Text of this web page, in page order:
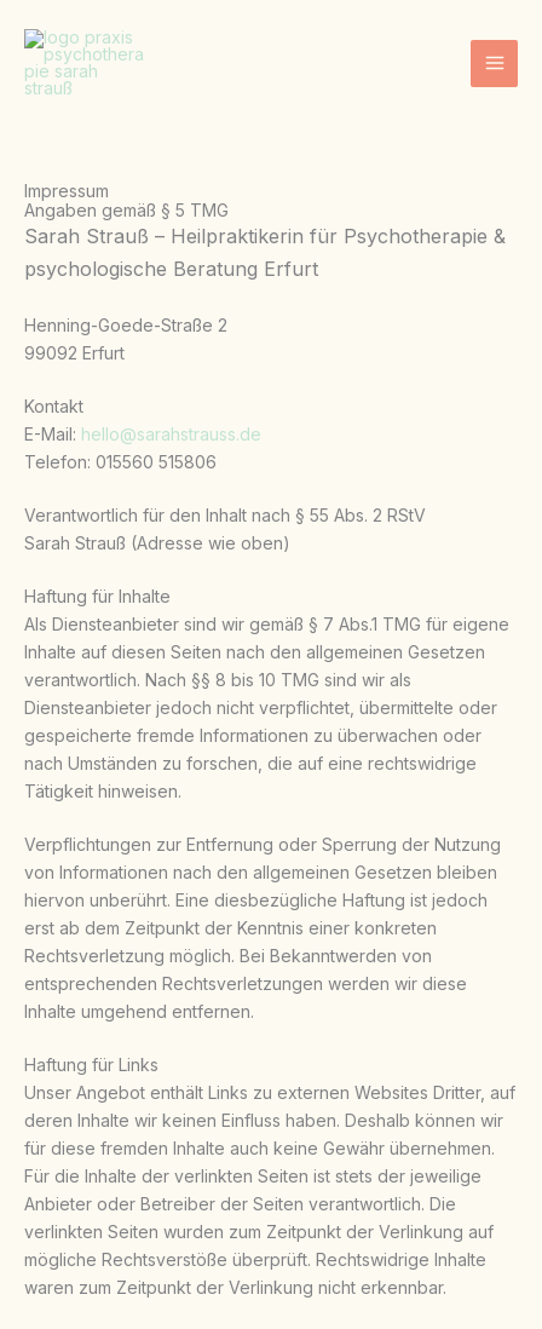
Inhalt
springen
Impressum
Angaben gemäß § 5 TMG
Sarah Strauß – Heilpraktikerin für Psychotherapie &
psychologische Beratung Erfurt
Henning-Goede-Straße 2
99092 Erfurt
Kontakt
E-Mail: hello@sarahstrauss.de
Telefon: 015560 515806
Verantwortlich für den Inhalt nach § 55 Abs. 2 RStV
Sarah Strauß (Adresse wie oben)
Haftung für Inhalte
Als Diensteanbieter sind wir gemäß § 7 Abs.1 TMG für eigene
Inhalte auf diesen Seiten nach den allgemeinen Gesetzen
verantwortlich. Nach §§ 8 bis 10 TMG sind wir als
Diensteanbieter jedoch nicht verpflichtet, übermittelte oder
gespeicherte fremde Informationen zu überwachen oder
nach Umständen zu forschen, die auf eine rechtswidrige
Tätigkeit hinweisen.
Verpflichtungen zur Entfernung oder Sperrung der Nutzung
von Informationen nach den allgemeinen Gesetzen bleiben
hiervon unberührt. Eine diesbezügliche Haftung ist jedoch
erst ab dem Zeitpunkt der Kenntnis einer konkreten
Rechtsverletzung möglich. Bei Bekanntwerden von
entsprechenden Rechtsverletzungen werden wir diese
Inhalte umgehend entfernen.
Haftung für Links
Unser Angebot enthält Links zu externen Websites Dritter, auf
deren Inhalte wir keinen Einfluss haben. Deshalb können wir
für diese fremden Inhalte auch keine Gewähr übernehmen.
Für die Inhalte der verlinkten Seiten ist stets der jeweilige
Anbieter oder Betreiber der Seiten verantwortlich. Die
verlinkten Seiten wurden zum Zeitpunkt der Verlinkung auf
mögliche Rechtsverstöße überprüft. Rechtswidrige Inhalte
waren zum Zeitpunkt der Verlinkung nicht erkennbar.